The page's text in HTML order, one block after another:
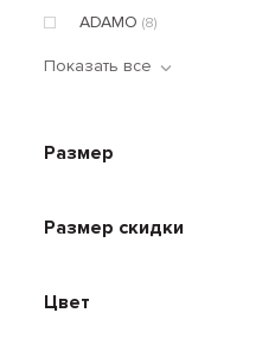
ADAMO (8)
Показать все
Размер
Размер скидки
Цвет